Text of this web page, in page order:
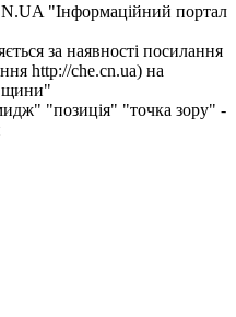
"Інформаційний портал
за наявності посилання
http://che.cn.ua) на
"позиція" "точка зору" -